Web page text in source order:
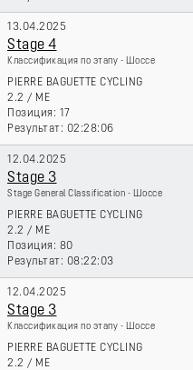
13.04.2025
Stage 4
Классификация по этапу - Шоссе
PIERRE BAGUETTE CYCLING
2.2 / ME
17
02:28:06
12.04.2025
Stage 3
Stage General Classification - Шоссе
PIERRE BAGUETTE CYCLING
2.2 / ME
80
08:22:03
12.04.2025
Stage 3
Классификация по этапу - Шоссе
PIERRE BAGUETTE CYCLING
2.2 / ME